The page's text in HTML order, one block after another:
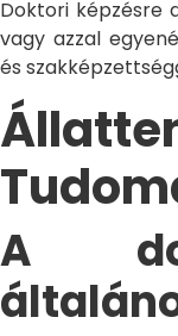
Doktori képzésre
vagy azzal
és
A